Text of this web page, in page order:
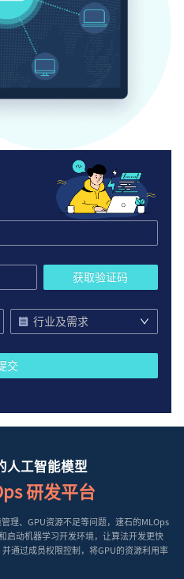
获取验证码
行业及需求
交
人工智能模型
研发平台
理、GPU资源不足等问题，速石的MLOps
启动机器学习开发环境，让算法开发更快
通过成员权限控制，将GPU的资源利用率